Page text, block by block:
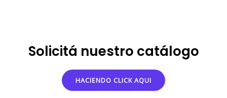
Solicitá nuestro catálogo
HACIENDO CLICK AQUI